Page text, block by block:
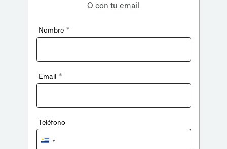
O con tu email
Nombre *
Email *
Teléfono
Uruguay